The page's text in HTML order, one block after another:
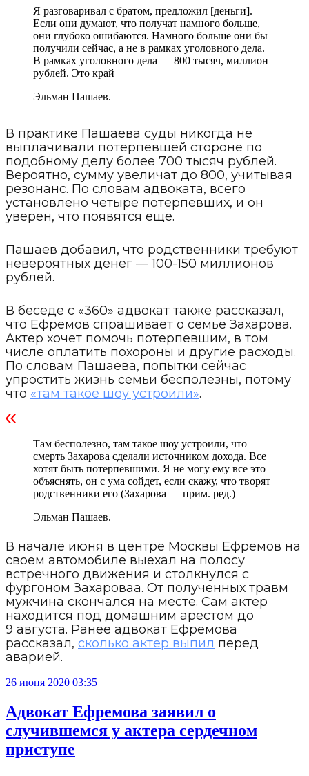
Я разговаривал с братом, предложил [деньги].
Если они думают, что получат намного больше,
они глубоко ошибаются. Намного больше они бы
получили сейчас, а не в рамках уголовного дела.
В рамках уголовного дела — 800 тысяч, миллион
рублей. Это край
Эльман Пашаев.
В практике Пашаева суды никогда не
выплачивали потерпевшей стороне по
подобному делу более 700 тысяч рублей.
Вероятно, сумму увеличат до 800, учитывая
резонанс. По словам адвоката, всего
установлено четыре потерпевших, и он
уверен, что появятся еще.
Пашаев добавил, что родственники требуют
невероятных денег — 100-150 миллионов
рублей.
В беседе с «360» адвокат также рассказал,
что Ефремов спрашивает о семье Захарова.
Актер хочет помочь потерпевшим, в том
числе оплатить похороны и другие расходы.
По словам Пашаева, попытки сейчас
упростить жизнь семьи бесполезны, потому
что «там такое шоу устроили».
Там бесполезно, там такое шоу устроили, что
смерть Захарова сделали источником дохода. Все
хотят быть потерпевшими. Я не могу ему все это
объяснять, он с ума сойдет, если скажу, что творят
родственники его (Захарова — прим. ред.)
Эльман Пашаев.
В начале июня в центре Москвы Ефремов на
своем автомобиле выехал на полосу
встречного движения и столкнулся с
фургоном Захароваа. От полученных травм
мужчина скончался на месте. Сам актер
находится под домашним арестом до
9 августа. Ранее адвокат Ефремова
рассказал, сколько актер выпил перед
аварией.
26 июня 2020 03:35
Адвокат Ефремова заявил о
случившемся у актера сердечном
приступе